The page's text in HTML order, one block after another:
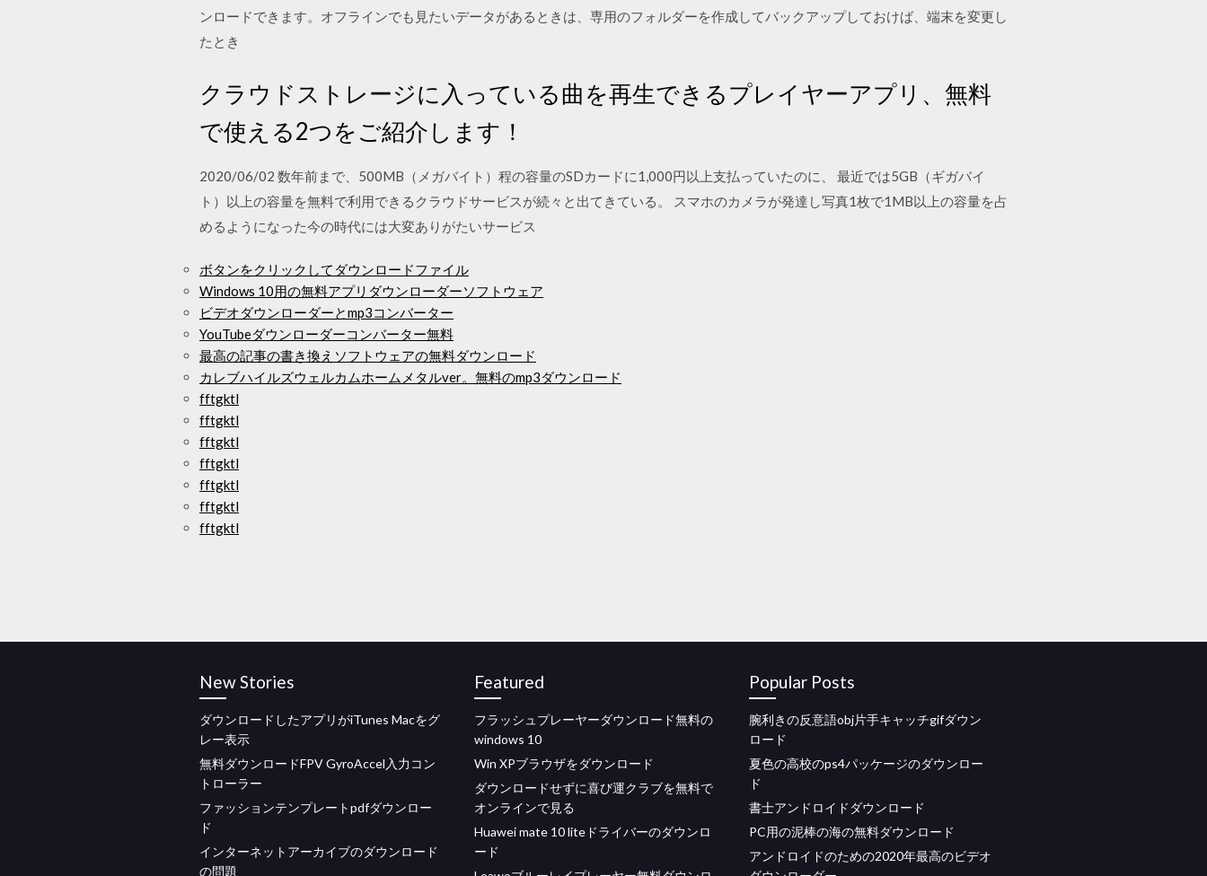
ンロードできます。オフラインでも見たいデータがあるときは、専用のフォルダーを作成してバックアップしておけば、端末を変更し
たとき
クラウドストレージに入っている曲を再生できるプレイヤーアプリ、無料
で使える2つをご紹介します！
2020/06/02 数年前まで、500MB（メガバイト）程の容量のSDカードに1,000円以上支払っていたのに、 最近では5GB（ギガバイ
ト）以上の容量を無料で利用できるクラウドサービスが続々と出てきている。 スマホのカメラが発達し写真1枚で1MB以上の容量を占
めるようになった今の時代には大変ありがたいサービス
ボタンをクリックしてダウンロードファイル
Windows 10用の無料アプリダウンローダーソフトウェア
ビデオダウンローダーとmp3コンバーター
YouTubeダウンローダーコンバーター無料
最高の記事の書き換えソフトウェアの無料ダウンロード
カレブハイルズウェルカムホームメタルver。無料のmp3ダウンロード
fftgktl
fftgktl
fftgktl
fftgktl
fftgktl
fftgktl
fftgktl
New Stories
ダウンロードしたアプリがiTunes Macをグ
レー表示
無料ダウンロードFPV GyroAccel入力コン
トローラー
ファッションテンプレートpdfダウンロー
ド
インターネットアーカイブのダウンロード
の問題
Featured
フラッシュプレーヤーダウンロード無料の
windows 10
Win XPブラウザをダウンロード
ダウンロードせずに喜び運クラブを無料で
オンラインで見る
Huawei mate 10 liteドライバーのダウンロ
ード
Popular Posts
腕利きの反意語obj片手キャッチgifダウン
ロード
夏色の高校のps4パッケージのダウンロー
ド
書士アンドロイドダウンロード
PC用の泥棒の海の無料ダウンロード
アンドロイドのための2020年最高のビデオ